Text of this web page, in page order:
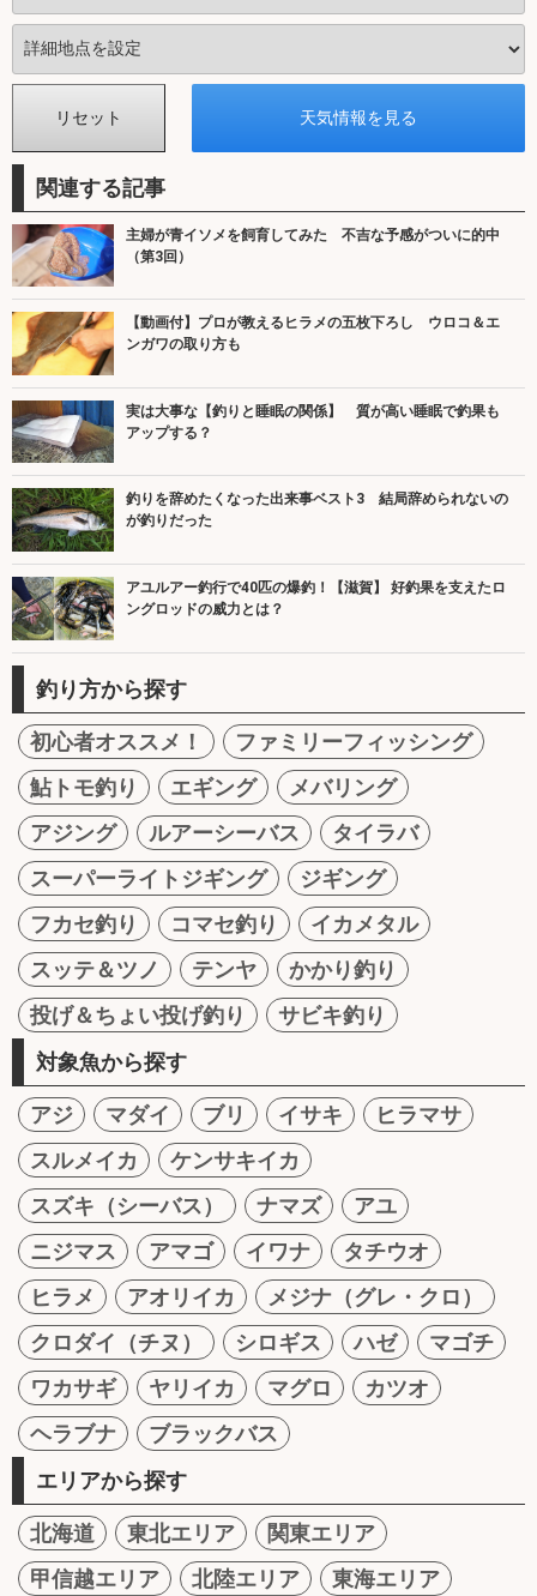
関連する記事
主婦が青イソメを飼育してみた 不吉な予感がついに的中
（第3回）
【動画付】プロが教えるヒラメの五枚下ろし ウロコ＆エ
ンガワの取り方も
実は大事な【釣りと睡眠の関係】 質が高い睡眠で釣果も
アップする？
釣りを辞めたくなった出来事ベスト3 結局辞められないの
が釣りだった
アユルアー釣行で40匹の爆釣！【滋賀】 好釣果を支えたロ
ングロッドの威力とは？
釣り方から探す
初心者オススメ！
ファミリーフィッシング
鮎トモ釣り
エギング
メバリング
アジング
ルアーシーバス
タイラバ
スーパーライトジギング
ジギング
フカセ釣り
コマセ釣り
イカメタル
スッテ＆ツノ
テンヤ
かかり釣り
投げ＆ちょい投げ釣り
サビキ釣り
対象魚から探す
アジ マダイ ブリ イサキ
ヒラマサ
スルメイカ
ケンサキイカ
スズキ（シーバス）
ナマズ
アユ
ニジマス
アマゴ イワナ
タチウオ
ヒラメ
アオリイカ
メジナ（グレ・クロ）
クロダイ（チヌ）
シロギス ハゼ
マゴチ
ワカサギ
ヤリイカ マグロ
カツオ
ヘラブナ
ブラックバス
エリアから探す
北海道 東北エリア
関東エリア
甲信越エリア
北陸エリア
東海エリア